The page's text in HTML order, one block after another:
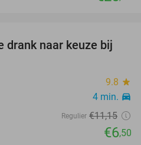
42%
drank naar keuze bij
9.8 star
4 min. directions_car
Regulier €11,15
€6,50